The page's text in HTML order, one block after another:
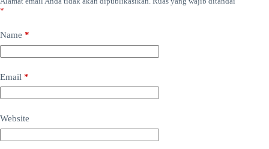
*
Name *
Email *
Website